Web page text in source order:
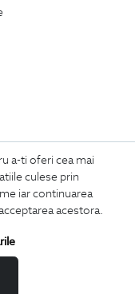
a-ti oferi cea mai
culese prin
iar continuarea
acestora.